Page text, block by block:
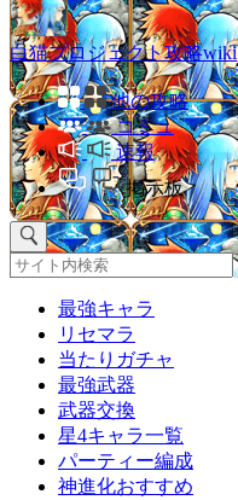
白猫プロジェクト攻略wiki
他の攻略
コミュ
速報
掲示板
最強キャラ
リセマラ
当たりガチャ
最強武器
武器交換
星4キャラ一覧
パーティー編成
神進化おすすめ